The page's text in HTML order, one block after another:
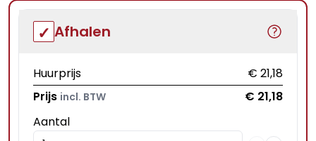
Afhalen
Huurprijs
€ 21,18
Prijs incl. BTW
€ 21,18
Aantal